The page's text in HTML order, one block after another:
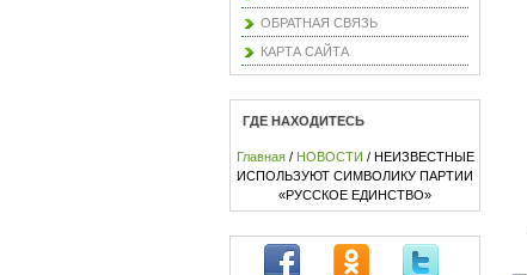
ОБРАТНАЯ СВЯЗЬ
КАРТА САЙТА
ГДЕ НАХОДИТЕСЬ
Главная/ НОВОСТИ / НЕИЗВЕСТНЫЕ
ИСПОЛЬЗУЮТ СИМВОЛИКУ ПАРТИИ
«РУССКОЕ ЕДИНСТВО»